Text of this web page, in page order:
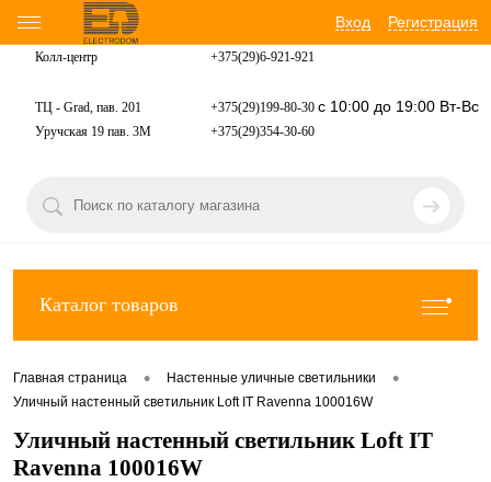
Вход Регистрация
Колл-центр +375(29)6-921-921
ТЦ - Grad, пав. 201 +375(29)199-80-30 с 10:00 до 19:00 Вт-Вс
Уручская 19 пав. 3М +375(29)354-30-60
Каталог товаров
Главная страница • Настенные уличные светильники •
Уличный настенный светильник Loft IT Ravenna 100016W
Уличный настенный светильник Loft IT
Ravenna 100016W